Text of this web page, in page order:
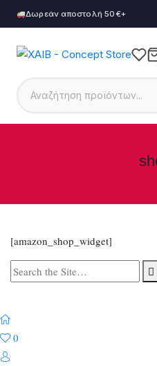
Δωρεάν αποστολή 50€+
[amazon_shop_widget]
Search
for:
0